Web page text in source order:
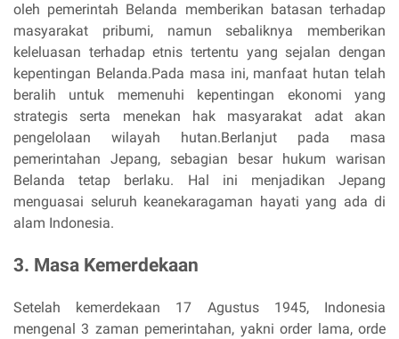
oleh pemerintah Belanda memberikan batasan terhadap
masyarakat pribumi, namun sebaliknya memberikan
keleluasan terhadap etnis tertentu yang sejalan dengan
kepentingan Belanda.Pada masa ini, manfaat hutan telah
beralih untuk memenuhi kepentingan ekonomi yang
strategis serta menekan hak masyarakat adat akan
pengelolaan wilayah hutan.Berlanjut pada masa
pemerintahan Jepang, sebagian besar hukum warisan
Belanda tetap berlaku. Hal ini menjadikan Jepang
menguasai seluruh keanekaragaman hayati yang ada di
alam Indonesia.
3. Masa Kemerdekaan
Setelah kemerdekaan 17 Agustus 1945, Indonesia
mengenal 3 zaman pemerintahan, yakni order lama, orde